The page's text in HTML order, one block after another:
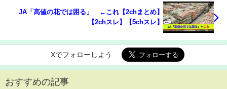
JA「高値の花では困る」 ←これ【2chまとめ】
【2chスレ】【5chスレ】
Xでフォローしよう
おすすめの記事